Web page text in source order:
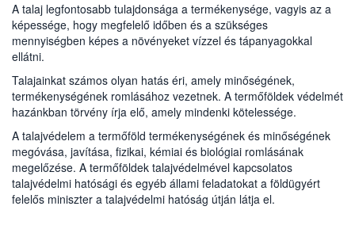
A talaj legfontosabb tulajdonsága a termékenysége, vagyis az a
képessége, hogy megfelelő időben és a szükséges
mennyiségben képes a növényeket vízzel és tápanyagokkal
ellátni.
Talajainkat számos olyan hatás éri, amely minőségének,
termékenységének romlásához vezetnek. A termőföldek védelmét
hazánkban törvény írja elő, amely mindenki kötelessége.
A talajvédelem a termőföld termékenységének és minőségének
megóvása, javítása, fizikai, kémiai és biológiai romlásának
megelőzése. A termőföldek talajvédelmével kapcsolatos
talajvédelmi hatósági és egyéb állami feladatokat a földügyért
felelős miniszter a talajvédelmi hatóság útján látja el.
Öntözés
Talajszennyezés
Fenntartható termőföld-használat
Magyarország talajtípusai
Hígtrágya termőföldön történő felhasználásának
bejelentése
Talajjavítás engedélyezése
Mezőgazdasági célú tereprendezés engedélyezése
Talajvédelmi terv készítésének részletes
szabályai
90/2008 évi (VII. 18.) FVM rendelet
Nitrát-rendelet
59/2008 (IV. 29.) FVM rendelet